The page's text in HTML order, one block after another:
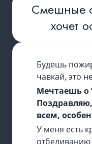
Смешные
хочет
Будешь
чавкай, это
Мечтаешь о
всем,
У меня есть